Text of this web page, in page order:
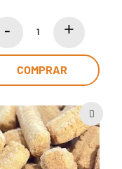
COMPRAR